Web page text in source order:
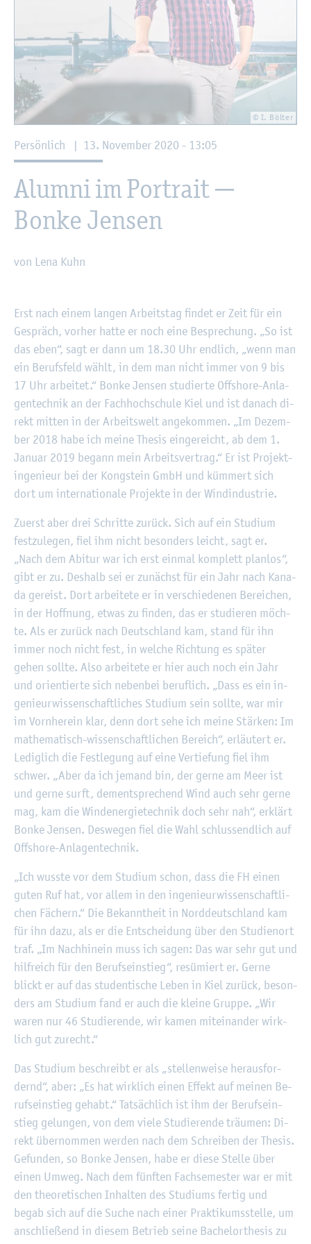
© I. Böl­ter
Per­sön­lich | 13. No­vem­ber 2020 - 13:05
Alum­ni im Por­trait ─
Bonke Jen­sen
von Lena Kuhn
Erst nach einem lan­gen Ar­beits­tag fin­det er Zeit für ein
Ge­spräch, vor­her hatte er noch eine Be­spre­chung. „So ist
das eben“, sagt er dann um 18.30 Uhr end­lich, „wenn man
ein Be­rufs­feld wählt, in dem man nicht immer von 9 bis
17 Uhr ar­bei­tet.“ Bonke Jen­sen stu­dier­te Off­shore-An­la­
gen­tech­nik an der Fach­hoch­schu­le Kiel und ist da­nach di­
rekt mit­ten in der Ar­beits­welt an­ge­kom­men. „Im De­zem­
ber 2018 habe ich meine The­sis ein­ge­reicht, ab dem 1.
Ja­nu­ar 2019 be­gann mein Ar­beits­ver­trag.“ Er ist Pro­jekt­
in­ge­nieur bei der Kong­stein GmbH und küm­mert sich
dort um in­ter­na­tio­na­le Pro­jek­te in der Wind­in­dus­trie.
Zu­erst aber drei Schrit­te zu­rück. Sich auf ein Stu­di­um
fest­zu­le­gen, fiel ihm nicht be­son­ders leicht, sagt er.
„Nach dem Ab­itur war ich erst ein­mal kom­plett plan­los“,
gibt er zu. Des­halb sei er zu­nächst für ein Jahr nach Ka­na­
da ge­reist. Dort ar­bei­te­te er in ver­schie­de­nen Be­rei­chen,
in der Hoff­nung, etwas zu fin­den, das er stu­die­ren möch­
te. Als er zu­rück nach Deutsch­land kam, stand für ihn
immer noch nicht fest, in wel­che Rich­tung es spä­ter
gehen soll­te. Also ar­bei­te­te er hier auch noch ein Jahr
und ori­en­tier­te sich ne­ben­bei be­ruf­lich. „Dass es ein in­
ge­nieur­wis­sen­schaft­li­ches Stu­di­um sein soll­te, war mir
im Vorn­her­ein klar, denn dort sehe ich meine Stär­ken: Im
ma­the­ma­tisch-wis­sen­schaft­li­chen Be­reich“, er­läu­tert er.
Le­dig­lich die Fest­le­gung auf eine Ver­tie­fung fiel ihm
schwer. „Aber da ich je­mand bin, der gerne am Meer ist
und gerne surft, dem­entspre­chend Wind auch sehr gerne
mag, kam die Wind­ener­gie­tech­nik doch sehr nah“, er­klärt
Bonke Jen­sen. Des­we­gen fiel die Wahl schluss­end­lich auf
Off­shore-An­la­gen­tech­nik.
„Ich wuss­te vor dem Stu­di­um schon, dass die FH einen
guten Ruf hat, vor allem in den in­ge­nieur­wis­sen­schaft­li­
chen Fä­chern.“ Die Be­kannt­heit in Nord­deutsch­land kam
für ihn dazu, als er die Ent­schei­dung über den Stu­di­en­ort
traf. „Im Nach­hin­ein muss ich sagen: Das war sehr gut und
hilf­reich für den Be­rufs­ein­stieg“, re­sü­miert er. Gerne
blickt er auf das stu­den­ti­sche Leben in Kiel zu­rück, be­son­
ders am Stu­di­um fand er auch die klei­ne Grup­pe. „Wir
waren nur 46 Stu­die­ren­de, wir kamen mit­ein­an­der wirk­
lich gut zu­recht.“
Das Stu­di­um be­schreibt er als „stel­len­wei­se her­aus­for­
dernd“, aber: „Es hat wirk­lich einen Ef­fekt auf mei­nen Be­
rufs­ein­stieg ge­habt.“ Tat­säch­lich ist ihm der Be­rufs­ein­
stieg ge­lun­gen, von dem viele Stu­die­ren­de träu­men: Di­
rekt über­nom­men wer­den nach dem Schrei­ben der The­sis.
Ge­fun­den, so Bonke Jen­sen, habe er diese Stel­le über
einen Umweg. Nach dem fünf­ten Fach­se­mes­ter war er mit
den theo­re­ti­schen In­hal­ten des Stu­di­ums fer­tig und
begab sich auf die Suche nach einer Prak­ti­kums­stel­le, um
an­schlie­ßend in die­sem Be­trieb seine Ba­che­lor­the­sis zu
©Fach­hoch­schu­le Kiel